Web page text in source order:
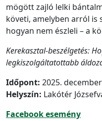
mögött zajló lelki
követi, amelyben arról is
hogyan nem észleli – a
Kerekasztal-beszélgetés:
legkiszolgáltatottabb
Időpont: 2025.
Helyszín: Lakótér
Facebook esemény